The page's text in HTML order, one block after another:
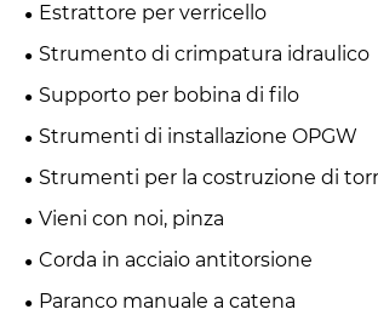
Estrattore per verricello
Strumento di crimpatura idraulico
Supporto per bobina di filo
Strumenti di installazione OPGW
Strumenti per la costruzione di
Vieni con noi, pinza
Corda in acciaio antitorsione
Paranco manuale a catena